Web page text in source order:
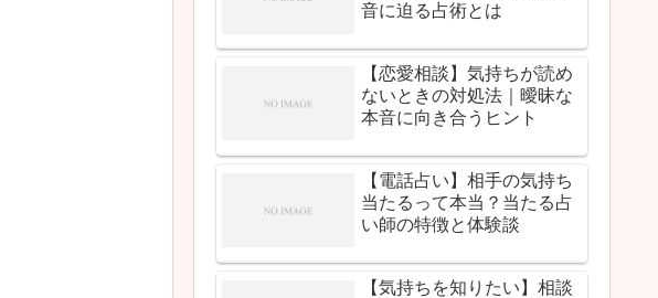
音に迫る占術とは
【恋愛相談】気持ちが読め
ないときの対処法｜曖昧な
本音に向き合うヒント
【電話占い】相手の気持ち
当たるって本当？当たる占
い師の特徴と体験談
【気持ちを知りたい】相談